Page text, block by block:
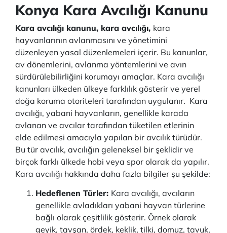
Konya Kara Avcılığı Kanunu
Kara avcılığı kanunu, kara avcılığı, kara
hayvanlarının avlanmasını ve yönetimini
düzenleyen yasal düzenlemeleri içerir. Bu kanunlar,
av dönemlerini, avlanma yöntemlerini ve avın
sürdürülebilirliğini korumayı amaçlar. Kara avcılığı
kanunları ülkeden ülkeye farklılık gösterir ve yerel
doğa koruma otoriteleri tarafından uygulanır. Kara
avcılığı, yabani hayvanların, genellikle karada
avlanan ve avcılar tarafından tüketilen etlerinin
elde edilmesi amacıyla yapılan bir avcılık türüdür.
Bu tür avcılık, avcılığın geleneksel bir şeklidir ve
birçok farklı ülkede hobi veya spor olarak da yapılır.
Kara avcılığı hakkında daha fazla bilgiler şu şekilde:
Hedeflenen Türler: Kara avcılığı, avcıların
genellikle avladıkları yabani hayvan türlerine
bağlı olarak çeşitlilik gösterir. Örnek olarak
geyik, tavşan, ördek, keklik, tilki, domuz, tavuk,